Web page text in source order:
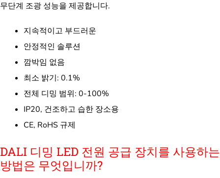
무단계 조광 성능을 제공합니다.
지속적이고 부드러운
안정적인 솔루션
깜박임 없음
최소 밝기: 0.1%
전체 디밍 범위: 0-100%
IP20, 건조하고 습한 장소용
CE, RoHS 규제
DALI 디밍 LED 전원 공급 장치를 사용하는
방법은 무엇입니까?